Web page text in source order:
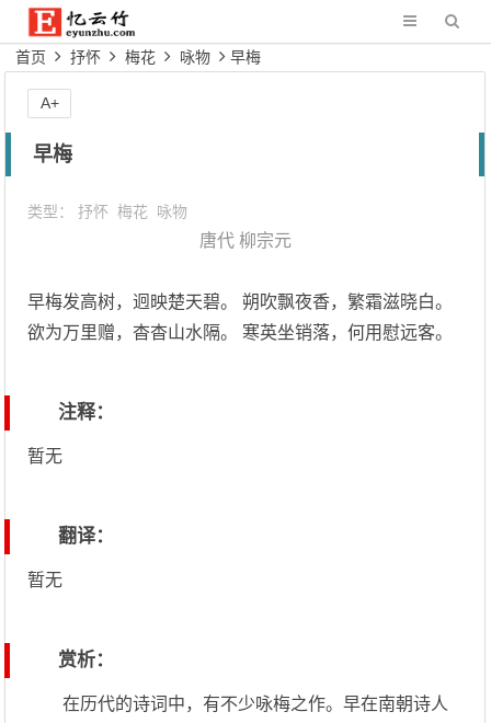
首页 抒怀 梅花 咏物 早梅
早梅
类型：抒怀 梅花 咏物
唐代 柳宗元
早梅发高树，迥映楚天碧。 朔吹飘夜香，繁霜滋晓白。
欲为万里赠，杳杳山水隔。 寒英坐销落，何用慰远客。
注释：
暂无
翻译：
暂无
赏析：
在历代的诗词中，有不少咏梅之作。早在南朝诗人
A+